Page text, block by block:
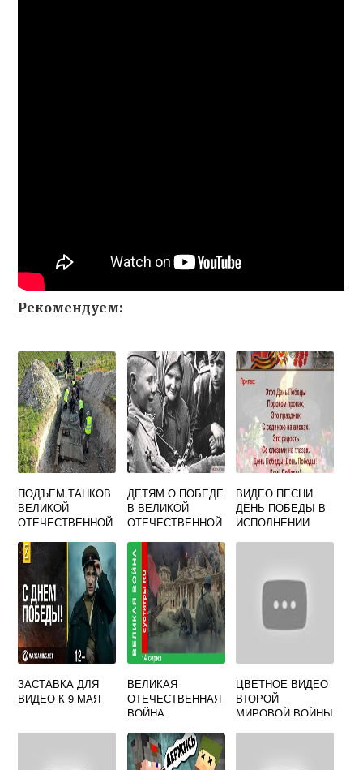
Рекомендуем:
ПОДЪЕМ ТАНКОВ
ВЕЛИКОЙ
ОТЕЧЕСТВЕННОЙ
ДЕТЯМ О ПОБЕДЕ
В ВЕЛИКОЙ
ОТЕЧЕСТВЕННОЙ
ВИДЕО ПЕСНИ
ДЕНЬ ПОБЕДЫ В
ИСПОЛНЕНИИ
ЗАСТАВКА ДЛЯ
ВИДЕО К 9 МАЯ
ВЕЛИКАЯ
ОТЕЧЕСТВЕННАЯ
ВОЙНА
ВИДЕО
ЦВЕТНОЕ ВИДЕО
ВТОРОЙ
МИРОВОЙ ВОЙНЫ